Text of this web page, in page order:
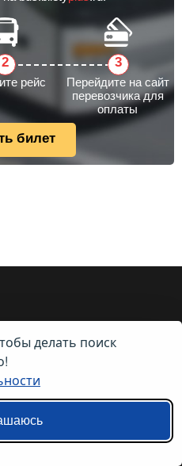
рейс
Перейдите на сайт
перевозчика для
оплаты
билет
делать поиск